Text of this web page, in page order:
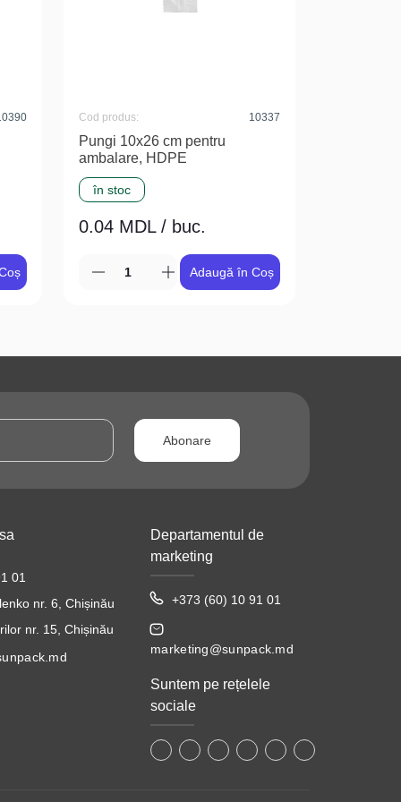
în stoc
Pungi 10x26 cm pentru
ambalare, HDPE
Cod produs: 10337
0.04 MDL / buc.
Adaugă în Coș
Abonare
01
nr. 6, Chișinău
nr. 15, Chișinău
Departamentul de
marketing
+373 (60) 10 91 01
marketing@sunpack.md
Suntem pe rețelele
sociale